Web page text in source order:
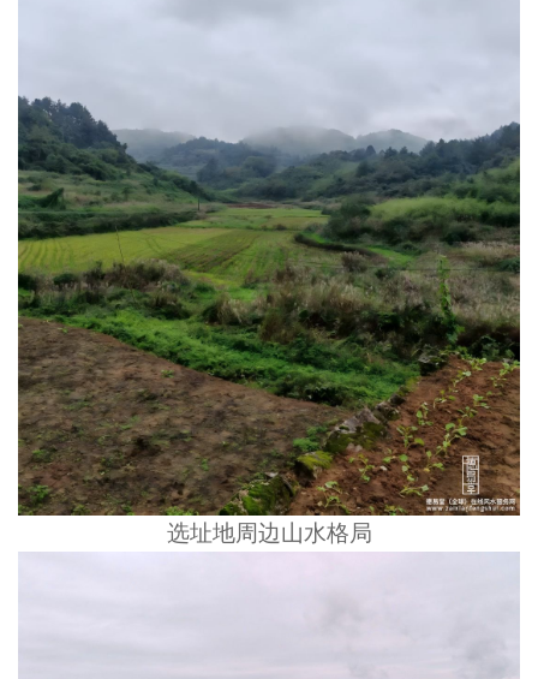
选址地周边山水格局